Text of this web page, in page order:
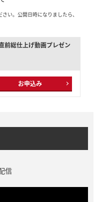
い。公開日時になりましたら、
前総仕上げ動画プレゼン
お申込み
信